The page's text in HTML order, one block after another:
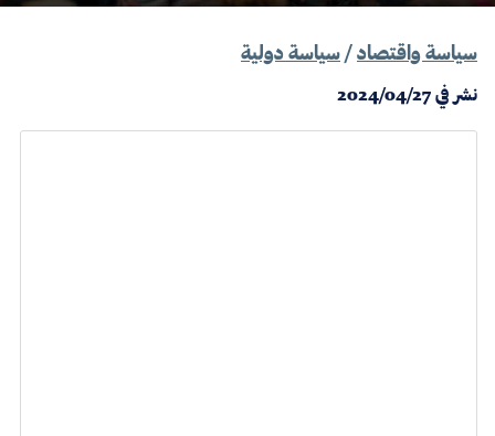
سياسة واقتصاد/ سياسة دولية
نشر في2024/04/27